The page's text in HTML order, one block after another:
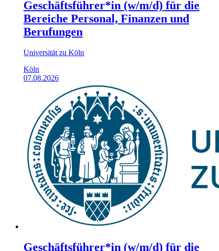
Geschäftsführer*in (w/m/d) für die
Bereiche Personal, Finanzen und
Berufungen
Universität zu Köln
Köln
07.08.2026
Geschäftsführer*in (w/m/d) für die